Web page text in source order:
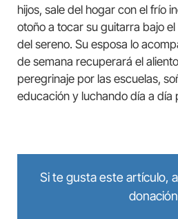
hijos, sale del hogar con el frío
otoño a tocar su guitarra bajo
del sereno. Su esposa lo
de semana recuperará el
peregrinaje por las escuelas,
educación y luchando día a día
Si te gusta este artículo,